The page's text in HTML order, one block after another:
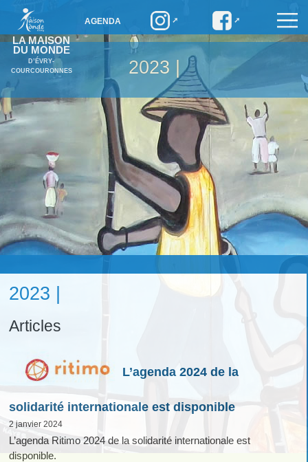
LA MAISON
DU MONDE
D’ÉVRY-
COURCOURONNES
AGENDA
2023 |
2023 |
Articles
L’agenda 2024 de la
solidarité internationale est disponible
2 janvier 2024
L’agenda Ritimo 2024 de la solidarité internationale est
disponible.